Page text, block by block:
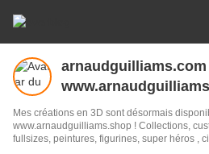
arnaudguilliams.com
Mes créations en 3D sont désormais
www.arnaudguilliams.shop ! Collections, customs, sculptures, bustes,
fullsizes, peintures, figurines, super héros ,